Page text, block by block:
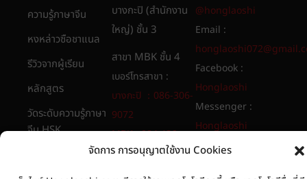
จัดการ การอนุญาตใช้งาน Cookies
ความรู้ภาษาจีน
หงหล่าวซือชาแนล
รีวิวจากผู้เรียน
หลักสูตร
วัดระดับความรู้ภาษา
จีน HSK
บางกะปิ (สำนักงาน
ใหญ่) ชั้น 3
สาขา MBK ชั้น 4
เบอร์โทรสาขา :
บางกะปิ ：086-306-
9072
MBK : 094 486
8565​
@honglaoshi
Email :
Facebook :
Honglaoshi
Messenger :
Honglaoshi
Youtube :